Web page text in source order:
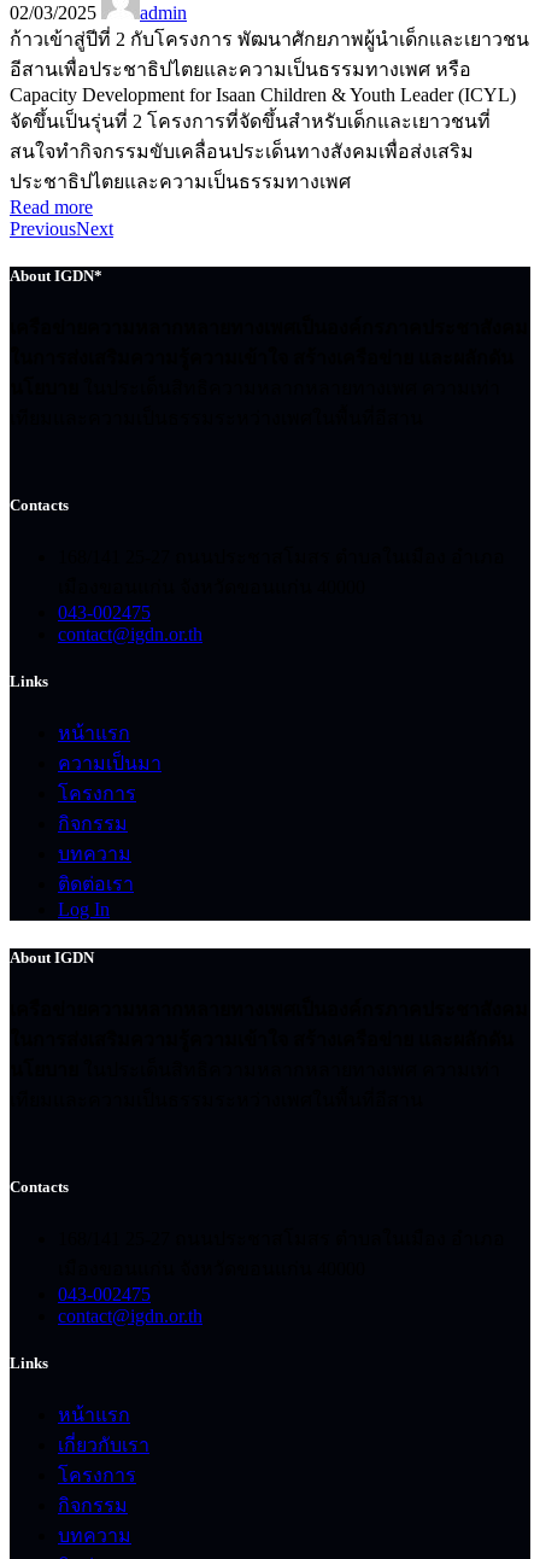
02/03/2025
admin
ก้าวเข้าสู่ปีที่ 2 กับโครงการ พัฒนาศักยภาพผู้นำเด็กและเยาวชน
อีสานเพื่อประชาธิปไตยและความเป็นธรรมทางเพศ หรือ
Capacity Development for Isaan Children & Youth Leader (ICYL)
จัดขึ้นเป็นรุ่นที่ 2 โครงการที่จัดขึ้นสำหรับเด็กและเยาวชนที่
สนใจทำกิจกรรมขับเคลื่อนประเด็นทางสังคมเพื่อส่งเสริม
ประชาธิปไตยและความเป็นธรรมทางเพศ
Read more
PreviousNext
About IGDN*
Contacts
043-002475
contact@igdn.or.th
Links
หน้าแรก
ความเป็นมา
โครงการ
กิจกรรม
บทความ
ติดต่อเรา
Log In
About IGDN
Contacts
043-002475
contact@igdn.or.th
Links
หน้าแรก
เกี่ยวกับเรา
โครงการ
กิจกรรม
บทความ